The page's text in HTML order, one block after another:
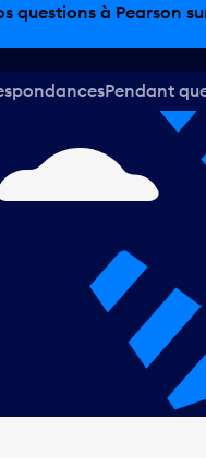
et bien plus
Pendant